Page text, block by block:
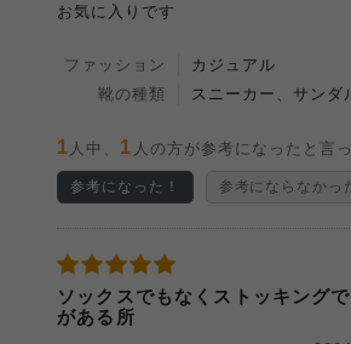
お気に入りです
ファッション
カジュアル
靴の種類
スニーカー、サンダ
1 人中、 1 人の方が参考になったと言
参考になった！ 参考にならなかっ
ソックスでもなくストッキング
がある所